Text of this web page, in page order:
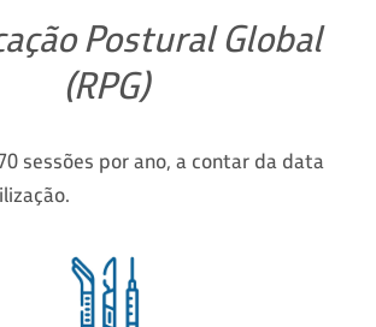
Postural Global
(RPG)
sessões por ano, a contar da data